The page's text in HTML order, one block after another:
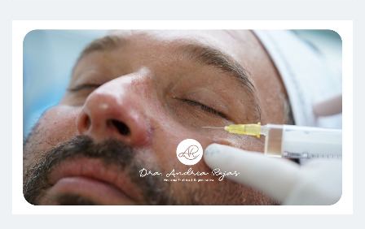
Resalto la combinación entre
experticia y empatía son dos
variables muy potentes.
Paciente